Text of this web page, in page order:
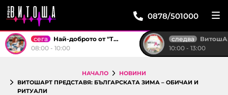
0878/501000
сега
Най-доброто от "Тройка на разсъмване"
08:00 - 10:00
следва
10:00 - 13:00
НАЧАЛО
НОВИНИ
ВИТОШАРТ ПРЕДСТАВЯ: БЪЛГАРСКАТА ЗИМА – ОБИЧАИ И
РИТУАЛИ